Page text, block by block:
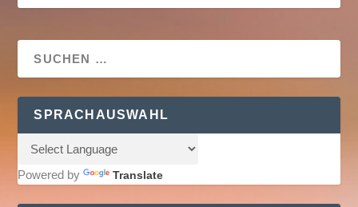
SPRACHAUSWAHL
Powered by Translate